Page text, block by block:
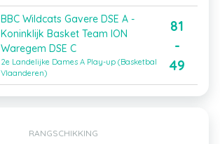
BBC Wildcats Gavere DSE A -
Koninklijk Basket Team ION
Waregem DSE C
2e Landelijke Dames A Play-up (Basketbal
Vlaanderen)
81
-
49
RANGSCHIKKING